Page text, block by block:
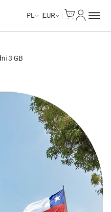
PL EUR
3 GB